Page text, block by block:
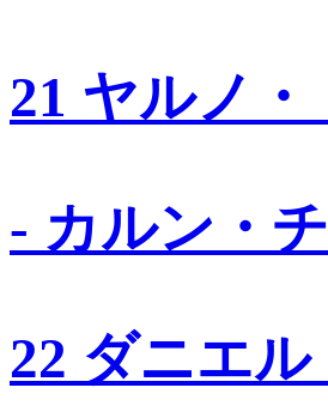
21 ヤルノ
- カルン・
22 ダニエ